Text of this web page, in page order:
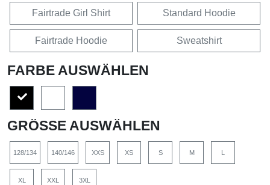
Fairtrade Girl Shirt Standard Hoodie
Fairtrade Hoodie Sweatshirt
FARBE AUSWÄHLEN
GRÖSSE AUSWÄHLEN
128/134 140/146 XXS XS S M L
XL XXL 3XL